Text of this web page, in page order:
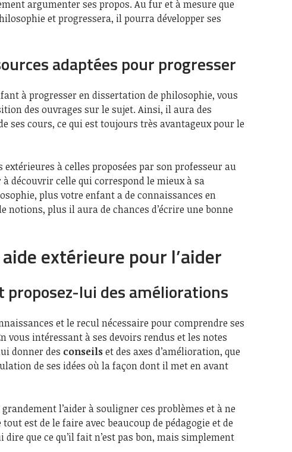
argumenter ses propos. Au fur et à mesure que
et progressera, il pourra développer ses
adaptées pour progresser
à progresser en dissertation de philosophie, vous
des ouvrages sur le sujet. Ainsi, il aura des
ses cours, ce qui est toujours très avantageux pour le
extérieures à celles proposées par son professeur au
découvrir celle qui correspond le mieux à sa
plus votre enfant a de connaissances en
notions, plus il aura de chances d’écrire une bonne
extérieure pour l’aider
proposez-lui des améliorations
et le recul nécessaire pour comprendre ses
vous intéressant à ses devoirs rendus et les notes
donner des conseilset des axes d’amélioration, que
de ses idées où la façon dont il met en avant
l’aider à souligner ces problèmes et à ne
est de le faire avec beaucoup de pédagogie et de
que ce qu’il fait n’est pas bon, mais simplement